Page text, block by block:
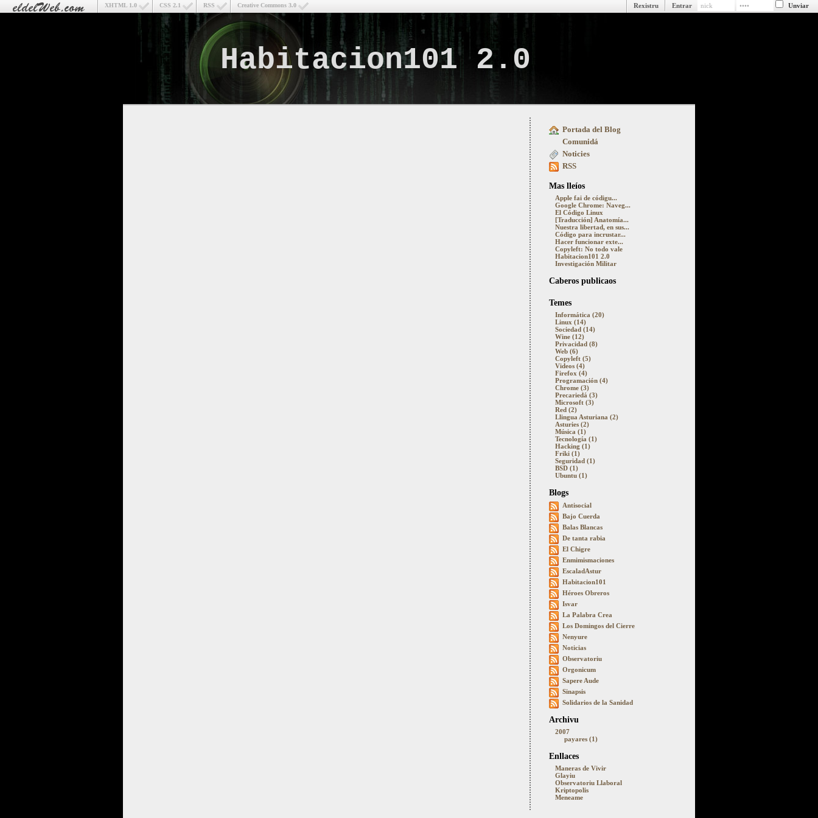
Creative Commons 3.0
RSS
CSS 2.1
XHTML 1.0 Entrar
Rexistru
Habitacion101 2.0
Lo que pasa detrás y delantre la pantalla
Portada del Blog
Comunidá
Noticies
RSS
Mas lleíos
Apple fai de códigu...
Google Chrome: Naveg...
El Código Linux
[Traducción] Anatomía...
Nuestra libertad, en sus...
Código para incrustar...
Hacer funcionar exte...
Copyleft: No todo vale
Habitacion101 2.0
Investigación Militar
Caberos publicaos
Temes
Informática (20)
Linux (14)
Sociedad (14)
Wine (12)
Privacidad (8)
Web (6)
Copyleft (5)
Videos (4)
Firefox (4)
Programación (4)
Chrome (3)
Precariedá (3)
Microsoft (3)
Red (2)
Llingua Asturiana (2)
Asturies (2)
Música (1)
Tecnología (1)
Hacking (1)
Friki (1)
Seguridad (1)
BSD (1)
Ubuntu (1)
Blogs
Antisocial
Bajo Cuerda
Balas Blancas
De tanta rabia
El Chigre
Enmimismaciones
EscaladAstur
Habitacion101
Héroes Obreros
Isvar
La Palabra Crea
Los Domingos del Cierre
Nenyure
Noticias
Observatoriu
Orgonicum
Sapere Aude
Sinapsis
Solidarios de la Sanidad
Archivu
2007
payares (1)
Enllaces
Maneras de Vivir
Glayiu
Observatoriu Llaboral
Kriptopolis
Meneame